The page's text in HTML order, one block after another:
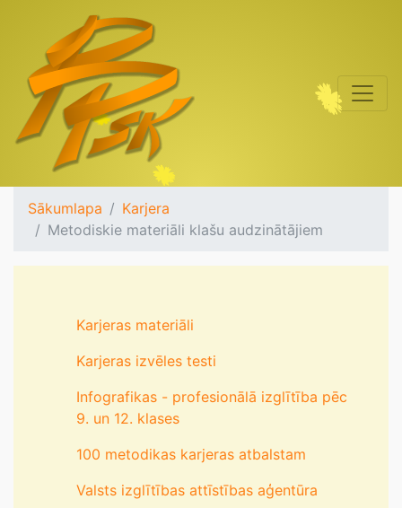
Sākumlapa
Karjera
Metodiskie materiāli klašu audzinātājiem
Karjeras materiāli
Karjeras izvēles testi
Infografikas - profesionālā izglītība pēc
9. un 12. klases
100 metodikas karjeras atbalstam
Valsts izglītības attīstības aģentūra